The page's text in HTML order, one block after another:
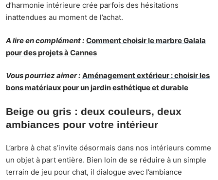
d’harmonie intérieure crée parfois des hésitations
inattendues au moment de l’achat.
A lire en complément : Comment choisir le marbre Galala
pour des projets à Cannes
Vous pourriez aimer : Aménagement extérieur : choisir les
bons matériaux pour un jardin esthétique et durable
Beige ou gris : deux couleurs, deux
ambiances pour votre intérieur
L’arbre à chat s’invite désormais dans nos intérieurs comme
un objet à part entière. Bien loin de se réduire à un simple
terrain de jeu pour chat, il dialogue avec l’ambiance